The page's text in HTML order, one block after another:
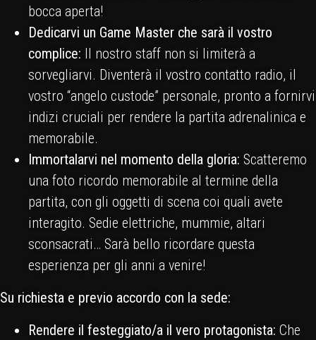
bocca aperta!
Dedicarvi un Game Master che sarà il vostro
complice: Il nostro staff non si limiterà a
sorvegliarvi. Diventerà il vostro contatto radio, il
vostro “angelo custode” personale, pronto a fornirvi
indizi cruciali per rendere la partita adrenalinica e
memorabile.
Immortalarvi nel momento della gloria: Scatteremo
una foto ricordo memorabile al termine della
partita, con gli oggetti di scena coi quali avete
interagito. Sedie elettriche, mummie, altari
sconsacrati… Sarà bello ricordare questa
esperienza per gli anni a venire!
Su richiesta e previo accordo con la sede:
Rendere il festeggiato/a il vero protagonista: Che